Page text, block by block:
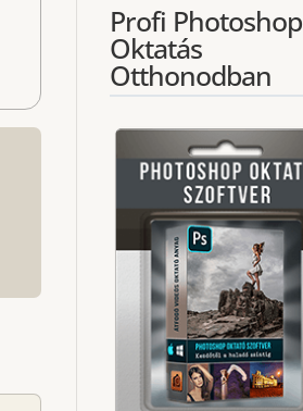
Profi Photoshop
Oktatás
Otthonodban